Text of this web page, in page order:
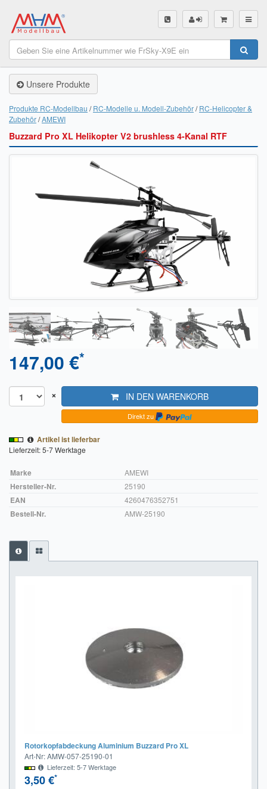
SHOP
Unsere Produkte
Servo Finder
BL-Motor Finder
Schiffsschrauben Finder
Räder Finder
Luftschrauben Finder
Sendungsverfolgung DHL
Sendungsverfolgung DPD
Verfügbarkeitsanzeige
Zahlung und Versand
Widerrufsrecht
Widerrufsformular
Widerrufsbelehrung für digitale Waren / Muster-
AGB und Kundeninformationen
Datenschutzerklärung
Hinweise zur Batterieentsorgung
FAQ
Unsere Philosophie
Unsere Produkte
Produkte RC-Modellbau RC-Modelle u. Modell-Zubehör RC-Helicopter &
Zubehör AMEWI
Buzzard Pro XL Helikopter V2 brushless 4-Kanal RTF
147,00 €*
× IN DEN WARENKORB
Direkt zu
Artikel ist lieferbar
Lieferzeit: 5-7 Werktage
Marke AMEWI
Hersteller-Nr. 25190
EAN 4260476352751
Bestell-Nr. AMW-25190
Rotorkopfabdeckung Aluminium Buzzard Pro XL
Art-Nr: AMW-057-25190-01
Lieferzeit: 5-7 Werktage
3,50 €*